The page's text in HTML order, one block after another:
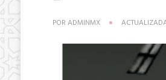
POR ADMINMX